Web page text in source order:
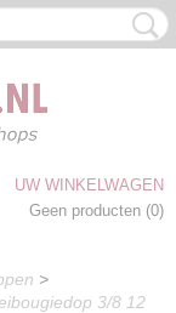
UW WINKELWAGEN
Geen producten (0)
>
3/8 12